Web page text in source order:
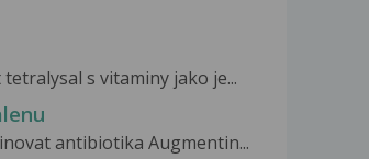
s vitaminy jako je...
antibiotika Augmentin...